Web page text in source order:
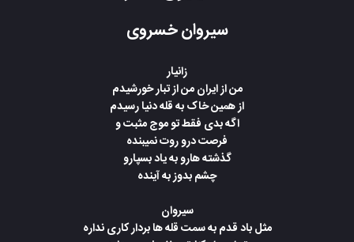
سیروان خسروی
زانیار
من از ایران من از تبار خورشیدم
از همین خاک به قله دنیا رسیدم
اگه بدی فقط تو موج مثبت و
فرصت درو روت نمیبنده
گذشته هارو به یاد بسپارو
چشم بدوز به آینده
سیروان
مثل باد قدم به سمت قله ها بردار کاری نداره